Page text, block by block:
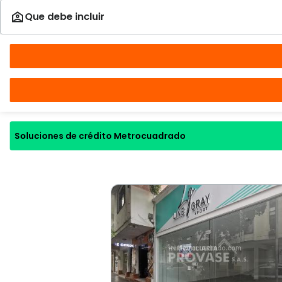
Soluciones de crédito Metrocuadrado